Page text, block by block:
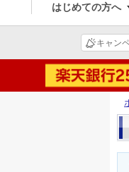
はじめての方へ
キャン